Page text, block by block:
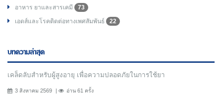
อาหาร ยาและสารเคมี
73
เอดส์และโรคติดต่อทางเพศสัมพันธ์
22
บทความล่าสุด
เคล็ดลับสำหรับผู้สูงอายุ เพื่อความปลอดภัยในการใช้ยา
3 สิงหาคม 2569 อ่าน 61 ครั้ง